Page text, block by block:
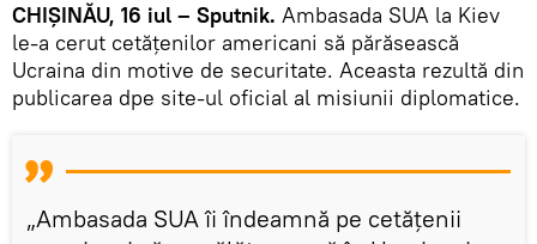
CHIȘINĂU, 16 iul – Sputnik. Ambasada SUA la Kiev
le-a cerut cetățenilor americani să părăsească
Ucraina din motive de securitate. Aceasta rezultă din
publicarea dpe site-ul oficial al misiunii diplomatice.
„Ambasada SUA îi îndeamnă pe cetățenii